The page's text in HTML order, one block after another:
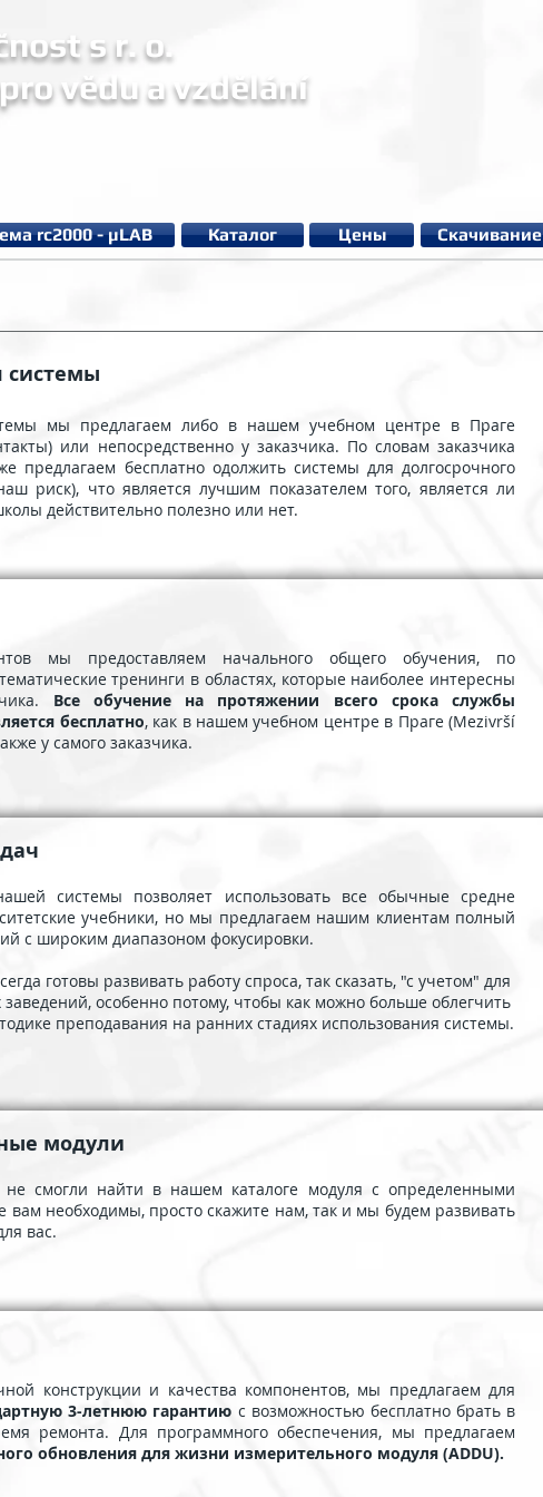
s r. o.
vědu a vzdělání
rc2000 - µLAB Каталог Цены Cкачивание
конструкции и качества компонентов, мы предлагаем для
3-летнюю гарантию с возможностью бесплатно брать в
ремонта. Для программного обеспечения, мы предлагаем
обновления для жизни измерительного модуля (ADDU).
модули
смогли найти в нашем каталоге модуля с определенными
вам необходимы, просто скажите нам, так и мы будем развивать
вас.
системы позволяет использовать все обычные средне
учебники, но мы предлагаем нашим клиентам полный
с широким диапазоном фокусировки.
готовы развивать работу спроса, так сказать, "с учетом" для
заведений, особенно потому, чтобы как можно больше облегчить
преподавания на ранних стадиях использования системы.
мы предоставляем начального общего обучения, по
тренинги в областях, которые наиболее интересны
Все обучение на протяжении всего срока службы
бесплатно, как в нашем учебном центре в Праге (Mezivrší
у самого заказчика.
системы
мы предлагаем либо в нашем учебном центре в Праге
или непосредственно у заказчика. По словам заказчика
предлагаем бесплатно одолжить системы для долгосрочного
риск), что является лучшим показателем того, является ли
действительно полезно или нет.